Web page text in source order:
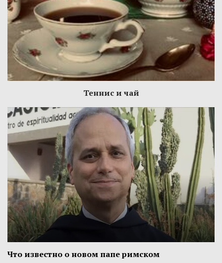
Теннис и чай
Что известно о новом папе римском